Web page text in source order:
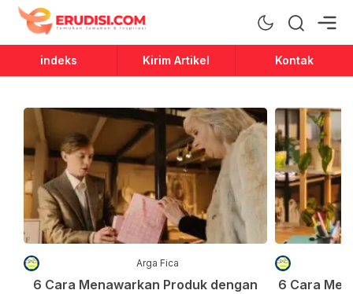
Erudisi
Temukan Jawaban dan Inspirasi
indeks Kirim Artikel Kontak
Arga Fica
6 Cara Menawarkan Produk dengan
6 Cara